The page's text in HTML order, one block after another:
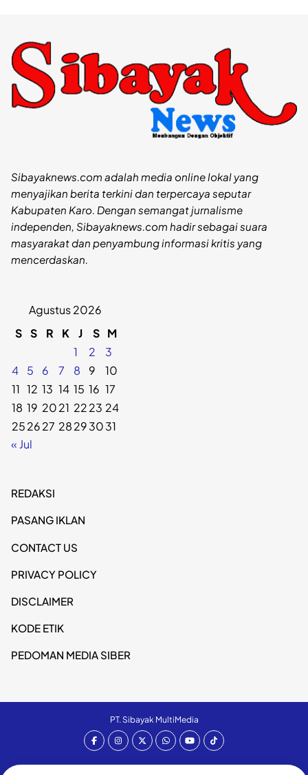
Sibayaknews.com adalah media online lokal yang
menyajikan berita terkini dan terpercaya seputar
Kabupaten Karo. Dengan semangat jurnalisme
independen, Sibayaknews.com hadir sebagai suara
masyarakat dan penyambung informasi kritis yang
mencerdaskan.
Agustus 2026
S S R K J S M
1
2
3
4
5 6 7 8 9
10
11 12 13 14 15 16 17
18 19 2021 2223 24
252627 28293031
« Jul
REDAKSI
PASANG IKLAN
CONTACT US
PRIVACY POLICY
DISCLAIMER
KODE ETIK
PEDOMAN MEDIA SIBER
PT. Sibayak MultiMedia